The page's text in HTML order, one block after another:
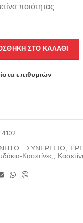
ποιότητας
ΣΤΟ ΚΑΛΆΘΙ
επιθυμιών
4102
– ΣΥΝΕΡΓΕΙΟ,
Κασετίνες,